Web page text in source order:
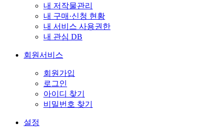
내 저작물관리
내 구매·신청 현황
내 서비스 사용권한
내 관심 DB
회원서비스
회원가입
로그인
아이디 찾기
비밀번호 찾기
설정